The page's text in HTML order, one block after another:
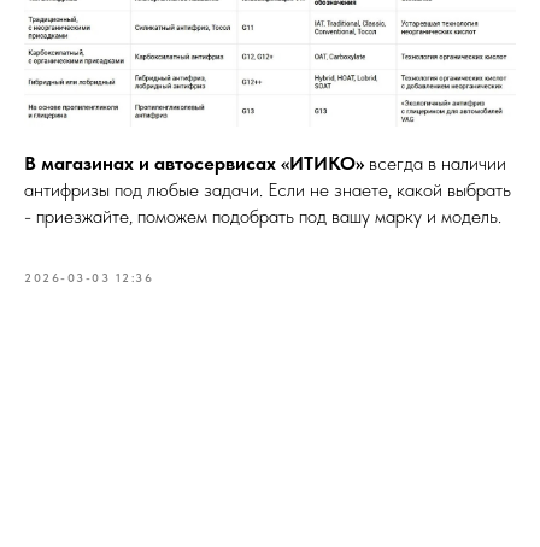
В магазинах и автосервисах «ИТИКО» всегда в наличии
антифризы под любые задачи. Если не знаете, какой выбрать
- приезжайте, поможем подобрать под вашу марку и модель.
2026-03-03 12:36